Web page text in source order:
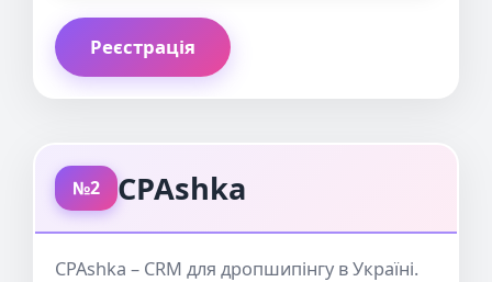
Реєстрація
№2 CPAshka
CPAshka – CRM для дропшипінгу в Україні.